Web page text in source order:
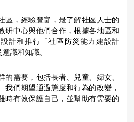
區，經驗豐富，最了解社區人士的
研中心與他們合作，根據各地區和
計和推行「社區防災能力建設計
識和知識。
的需要，包括長者、兒童、婦女、
我們期望通過態度和行為的改變，
時有效保護自己，並幫助有需要的